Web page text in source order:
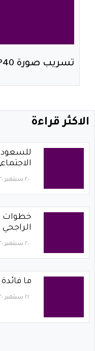
تسريب صورة Huawei P40
الاكثر قراءة
٢٠ سبتمبر ٢٠٢٠
خطوات
الراجحي 2021
٢٠ سبتمبر ٢٠٢٠
ما
٢١ سبتمبر ٢٠٢٠